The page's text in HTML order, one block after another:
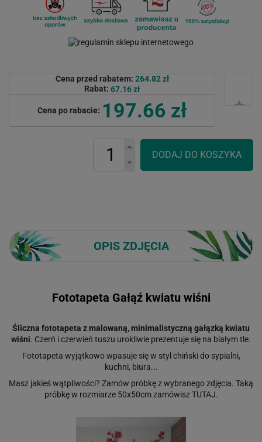
Cena przed rabatem: 264.82 zł
Rabat: 67.16 zł
Cena po rabacie: 197.66 zł
OPIS ZDJĘCIA
Fototapeta Gałąź kwiatu wiśni
Śliczna fototapeta z malowaną, minimalistyczną gałązką kwiatu
wiśni. Czerń i czerwień tuszu urokliwie prezentuje się na białym tle.
Fototapeta wyjątkowo wpasuje się w styl chiński do sypialni,
kuchni, biura...
Masz jakieś wątpliwości? Zamów próbkę z wybranego zdjęcia. Taką
próbkę w rozmiarze 50x50cm zamówiszTUTAJ.